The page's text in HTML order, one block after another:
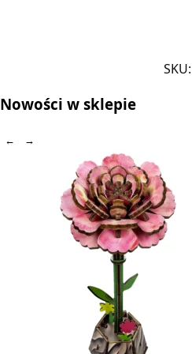
SKU:
Nowości w sklepie
← →